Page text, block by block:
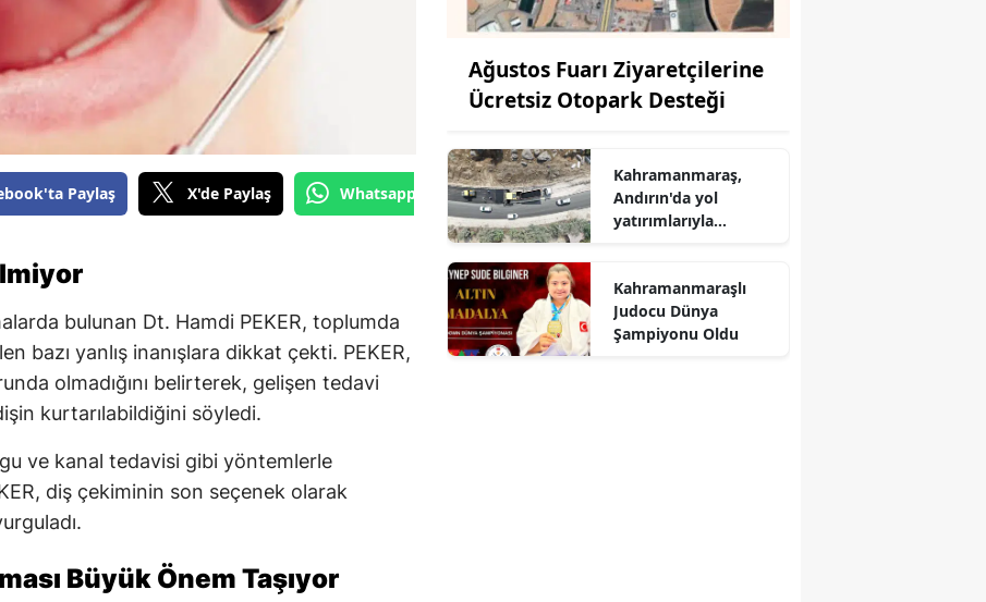
Paylaş X'de Paylaş Whatsapp'tan Gönder
bulunan Dt. Hamdi PEKER, toplumda
bazı yanlış inanışlara dikkat çekti. PEKER,
olmadığını belirterek, gelişen tedavi
kurtarılabildiğini söyledi.
ve kanal tedavisi gibi yöntemlerle
diş çekiminin son seçenek olarak
Büyük Önem Taşıyor
Ağustos Fuarı Ziyaretçilerine
Ücretsiz Otopark Desteği
Kahramanmaraş,
Andırın'da yol
yatırımlarıyla
yükseltiyor
Kahramanmaraşlı
Judocu Dünya
Şampiyonu Oldu